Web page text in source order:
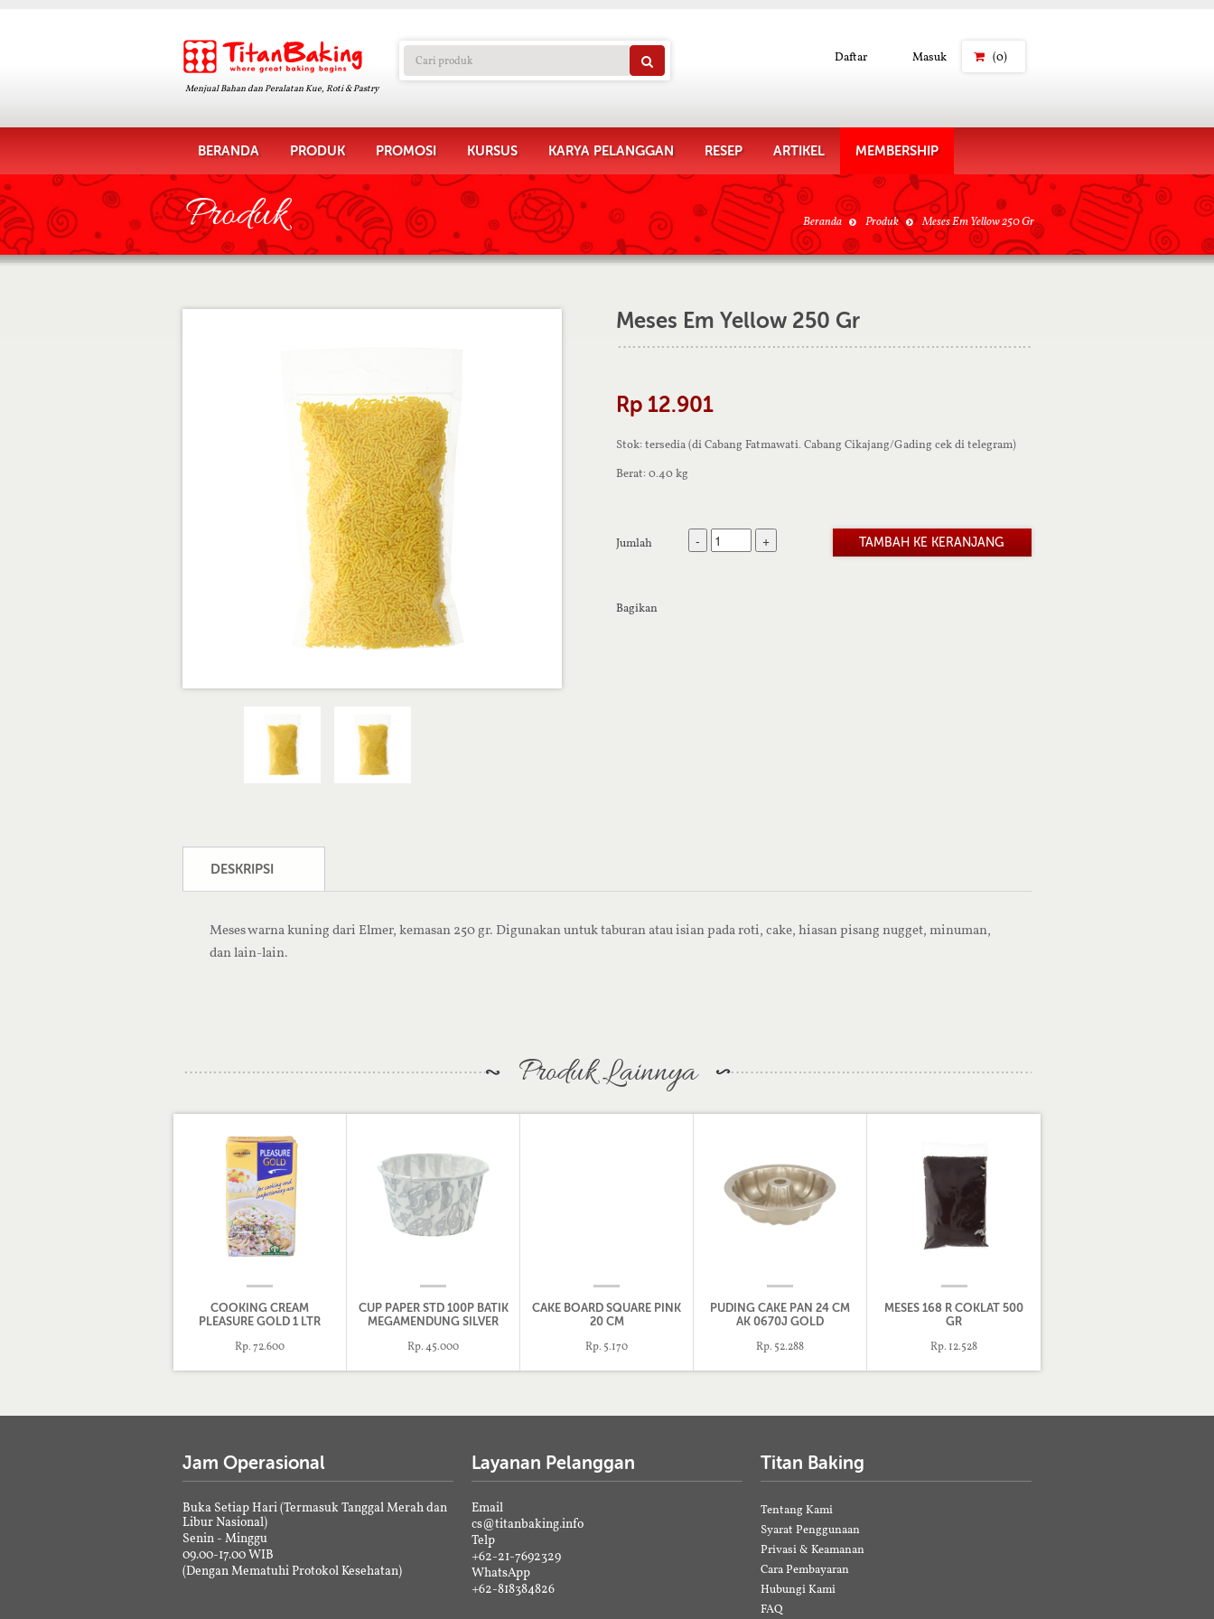
Menjual Bahan dan Peralatan Kue, Roti & Pastry
Daftar Masuk (0)
BERANDA PRODUK PROMOSI KURSUS KARYA PELANGGAN RESEP ARTIKEL MEMBERSHIP
Produk Beranda Produk Meses Em Yellow 250 Gr
Meses Em Yellow 250 Gr
Rp 12.901
Stok: tersedia (di Cabang Fatmawati. Cabang Cikajang/Gading cek di telegram)
Berat: 0.40 kg
Jumlah - +
Bagikan
DESKRIPSI
Meses warna kuning dari Elmer, kemasan 250 gr. Digunakan untuk taburan atau isian pada roti, cake, hiasan pisang nugget, minuman,
dan lain-lain.
Produk Lainnya
COOKING CREAM
PLEASURE GOLD 1 LTR
Rp. 72.600
CUP PAPER STD 100P BATIK
MEGAMENDUNG SILVER
Rp. 45.000
CAKE BOARD SQUARE PINK
20 CM
Rp. 5.170
PUDING CAKE PAN 24 CM
AK 0670J GOLD
Rp. 52.288
MESES 168 R COKLAT 500
GR
Rp. 12.528
Jam Operasional
Buka Setiap Hari (Termasuk Tanggal Merah dan
Libur Nasional)
Senin - Minggu
09.00-17.00 WIB
(Dengan Mematuhi Protokol Kesehatan)
Layanan Pelanggan
Email
cs@titanbaking.info
Telp
+62-21-7692329
WhatsApp
+62-818384826
Titan Baking
Tentang Kami
Syarat Penggunaan
Privasi & Keamanan
Cara Pembayaran
Hubungi Kami
FAQ